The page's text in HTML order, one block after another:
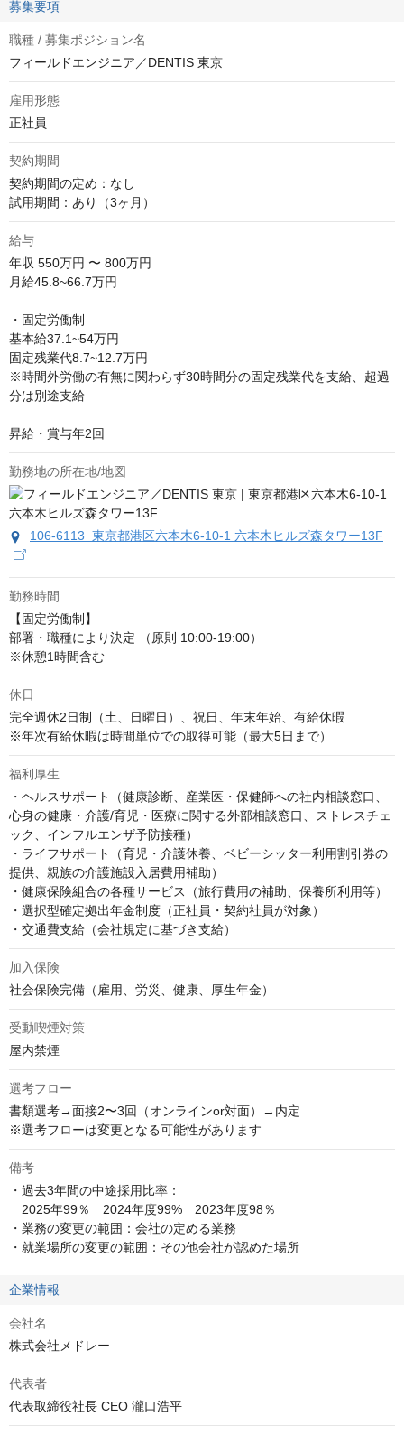
募集要項
職種 / 募集ポジション名
フィールドエンジニア／DENTIS 東京
雇用形態
正社員
契約期間
契約期間の定め：なし
試用期間：あり（3ヶ月）
給与
年収 550万円 〜 800万円
月給45.8~66.7万円
・固定労働制
基本給37.1~54万円
固定残業代8.7~12.7万円
※時間外労働の有無に関わらず30時間分の固定残業代を支給、超過
分は別途支給
昇給・賞与年2回
勤務地の所在地/地図
106-6113 東京都港区六本木6-10-1 六本木ヒルズ森タワー13F
勤務時間
【固定労働制】
部署・職種により決定 （原則 10:00-19:00）
※休憩1時間含む
休日
完全週休2日制（土、日曜日）、祝日、年末年始、有給休暇
※年次有給休暇は時間単位での取得可能（最大5日まで）
福利厚生
・ヘルスサポート（健康診断、産業医・保健師への社内相談窓口、
心身の健康・介護/育児・医療に関する外部相談窓口、ストレスチェ
ック、インフルエンザ予防接種）
・ライフサポート（育児・介護休養、ベビーシッター利用割引券の
提供、親族の介護施設入居費用補助）
・健康保険組合の各種サービス（旅行費用の補助、保養所利用等）
・選択型確定拠出年金制度（正社員・契約社員が対象）
・交通費支給（会社規定に基づき支給）
加入保険
社会保険完備（雇用、労災、健康、厚生年金）
受動喫煙対策
屋内禁煙
選考フロー
書類選考→面接2〜3回（オンラインor対面）→内定
※選考フローは変更となる可能性があります
備考
・過去3年間の中途採用比率：
2025年99％　2024年度99%　2023年度98％
・業務の変更の範囲：会社の定める業務
・就業場所の変更の範囲：その他会社が認めた場所
企業情報
会社名
株式会社メドレー
代表者
代表取締役社長 CEO 瀧口浩平